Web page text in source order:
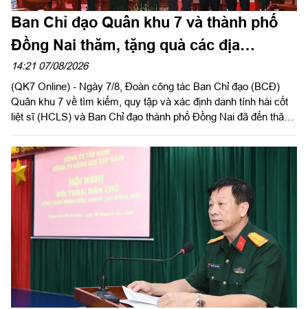
Ban Chỉ đạo Quân khu 7 và thành phố
Đồng Nai thăm, tặng quà các địa
phương hỗ trợ tìm kiếm, quy tập hài cốt
liệt sĩ
14:21 07/08/2026
(QK7 Online) - Ngày 7/8, Đoàn công tác Ban Chỉ đạo (BCĐ)
Quân khu 7 về tìm kiếm, quy tập và xác định danh tính hài cốt
liệt sĩ (HCLS) và Ban Chỉ đạo thành phố Đồng Nai đã đến thăm,
và chùa Tân Minh (phường Bình Long), thành phố Đồng Nai -
các địa phương, cơ sở đã hỗ trợ, đồng hành trong hoạt động
quy tập, tìm kiếm HCLS, cầu siêu các anh hùng liệt sĩ tại xã
Minh Đức. Thiếu tướng Trần Chí Tâm, Ủy viên Thường vụ
Đảng ủy, Phó Chính ủy Quân khu, Trưởng BCĐ Quân khu làm